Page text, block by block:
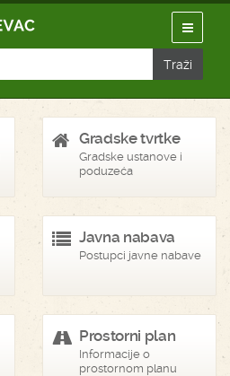
Gradske tvrtke
Gradske ustanove i
poduzeća
Javna nabava
Postupci javne nabave
Prostorni plan
Informacije o
prostornom planu